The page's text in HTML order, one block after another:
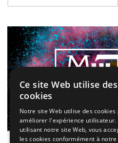
Ce site Web utilise des
cookies
Notre site Web utilise des cookies
améliorer l'expérience utilisateur.
utilisant notre site Web, vous
les cookies conformément à notre